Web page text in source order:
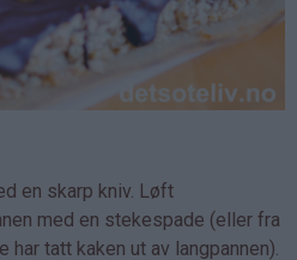
en skarp kniv. Løft
med en stekespade (eller fra
tatt kaken ut av langpannen).